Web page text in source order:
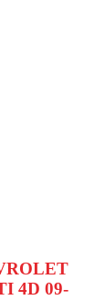
4D 09-